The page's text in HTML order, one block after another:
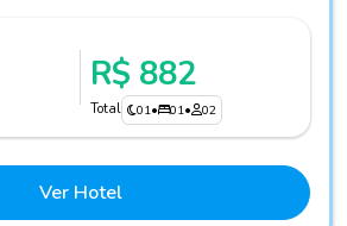
R$ 882
Total 01• 01• 02
Ver Hotel